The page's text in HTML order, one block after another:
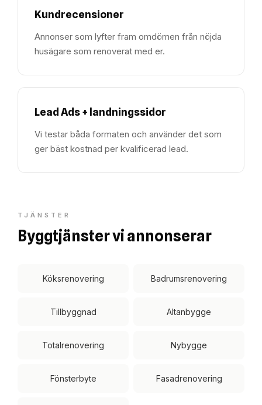
Kundrecensioner
Annonser som lyfter fram omdömen från nöjda
husägare som renoverat med er.
Lead Ads + landningssidor
Vi testar båda formaten och använder det som
ger bäst kostnad per kvalificerad lead.
TJÄNSTER
Byggtjänster vi annonserar
Köksrenovering Badrumsrenovering
Tillbyggnad Altanbygge
Totalrenovering Nybygge
Fönsterbyte Fasadrenovering